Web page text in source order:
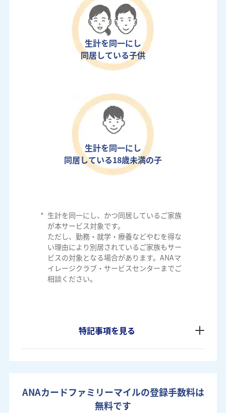
生計を同一にし
同居している子供
生計を同一にし
同居している18歳未満の子
* 生計を同一にし、かつ同居しているご家族
が本サービス対象です。
ただし、勤務・就学・療養などやむを得な
い理由により別居されているご家族もサー
ビスの対象となる場合があります。ANAマ
イレージクラブ・サービスセンターまでご
相談ください。
特記事項を見る
ANAカードファミリーマイルの登録手数料は
無料です